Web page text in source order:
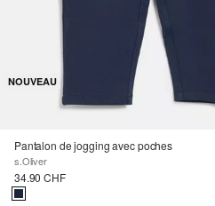
NOUVEAU
Pantalon de jogging avec poches
s.Oliver
34.90 CHF